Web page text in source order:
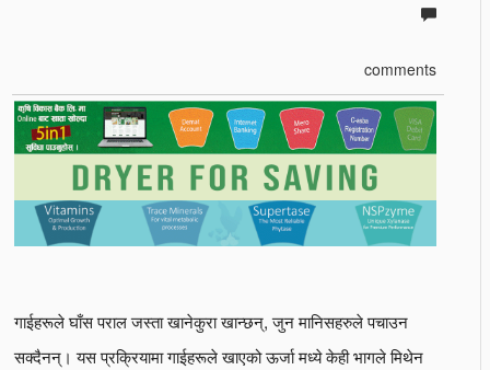
comments
गाईहरूले घाँस पराल जस्ता खानेकुरा खान्छन्, जुन मानिसहरुले पचाउन
सक्दैनन्। यस प्रक्रियामा गाईहरूले खाएको ऊर्जा मध्ये केही भागले मिथेन